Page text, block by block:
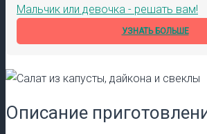
Мальчик или девочка - решать вам!
УЗНАТЬ БОЛЬШЕ
Описание